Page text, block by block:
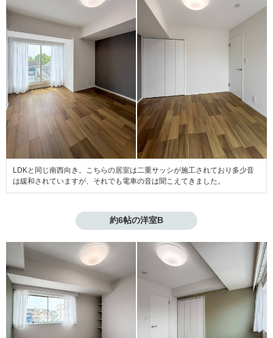
LDKと同じ南西向き。こちらの居室は二重サッシが施工されており多少音
は緩和されていますが、それでも電車の音は聞こえてきました。
約6帖の洋室B